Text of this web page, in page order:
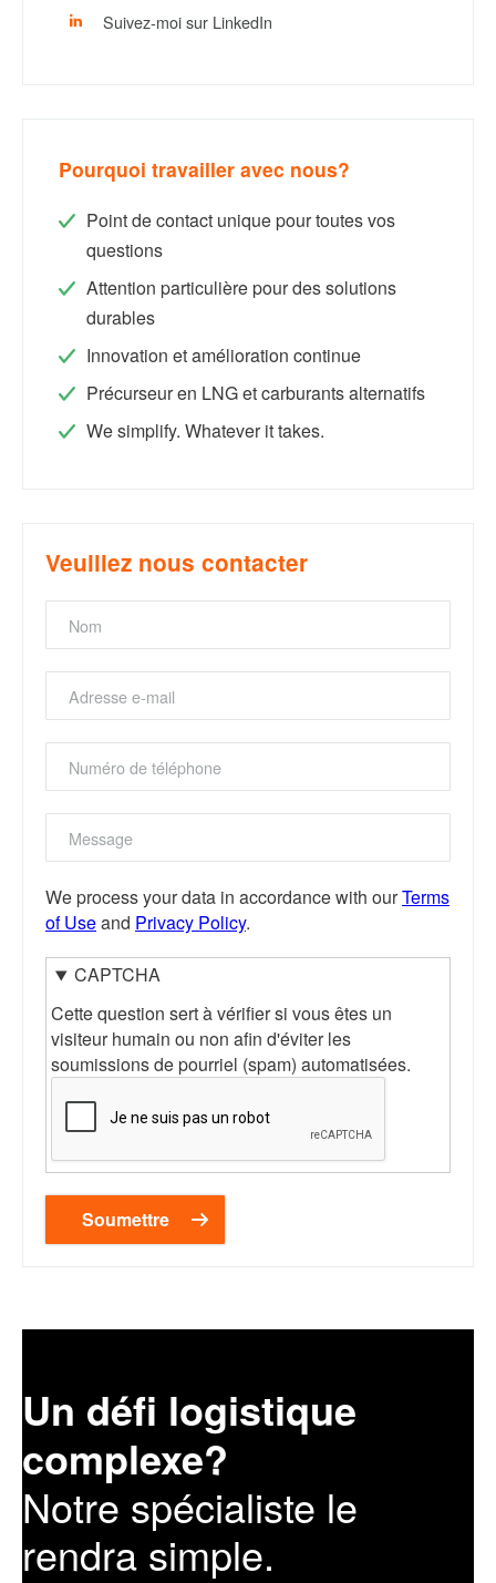
Suivez-moi sur LinkedIn
Pourquoi travailler avec nous?
Point de contact unique pour toutes vos
questions
Attention particulière pour des solutions
durables
Innovation et amélioration continue
Précurseur en LNG et carburants alternatifs
We simplify. Whatever it takes.
Veuillez nous contacter
We process your data in accordance with ourTerms
of Useand Privacy Policy.
CAPTCHA
Cette question sert à vérifier si vous êtes un
visiteur humain ou non afin d'éviter les
soumissions de pourriel (spam) automatisées.
Un défi logistique
complexe?
Notre spécialiste le
rendra simple.